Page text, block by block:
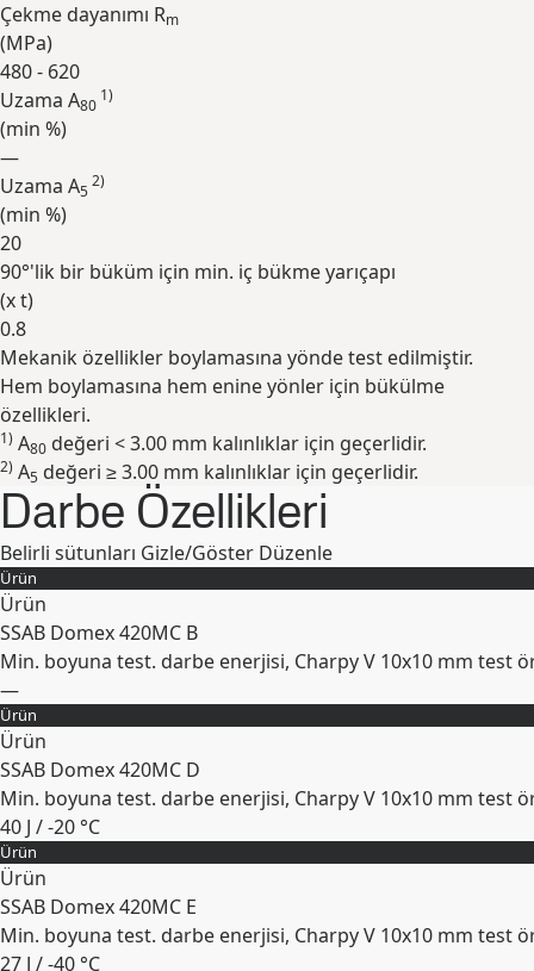
Çekme dayanımı Rm
(MPa)
480 - 620
Uzama A80
1)
(min %)
—
Uzama A5
2)
(min %)
20
90°'lik bir büküm için min. iç bükme yarıçapı
(x t)
0.8
Genişlet
Mekanik özellikler boylamasına yönde test edilmiştir.
Hem boylamasına hem enine yönler için bükülme
özellikleri.
1) A80 değeri < 3.00 mm kalınlıklar için geçerlidir.
2) A5 değeri ≥ 3.00 mm kalınlıklar için geçerlidir.
Darbe Özellikleri
Belirli sütunları Gizle/Göster Düzenle
Ürün
Ürün
SSAB Domex 420MC B
Min. boyuna test. darbe enerjisi, Charpy V 10x10 mm test
—
Genişlet
Ürün
Ürün
SSAB Domex 420MC D
Min. boyuna test. darbe enerjisi, Charpy V 10x10 mm test
40 J / -20 °C
Genişlet
Ürün
Ürün
SSAB Domex 420MC E
Min. boyuna test. darbe enerjisi, Charpy V 10x10 mm test
27 J / -40 °C